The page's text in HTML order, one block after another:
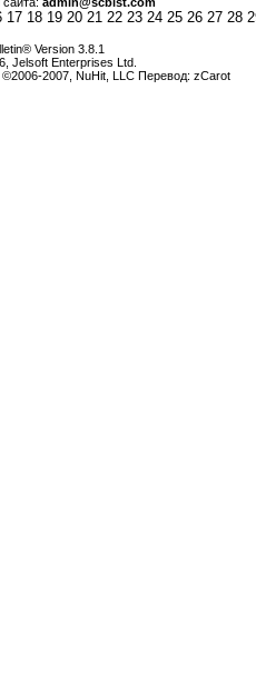
17 18 19 20 21 22 23 24 25 26 27 28
Version 3.8.1
Jelsoft Enterprises Ltd.
2007, NuHit, LLC Перевод: zCarot